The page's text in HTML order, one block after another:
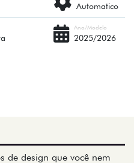
Automatico
Ano/Modelo
2025/2026
de design que você nem